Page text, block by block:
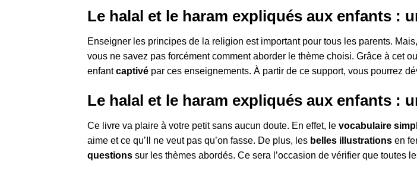
Le halal et le haram expliqués aux enfants :
Enseigner les principes de la religion est important pour tous les parents.
vous ne savez pas forcément comment aborder le thème choisi. Grâce à cet
enfantcaptivé par ces enseignements. À partir de ce support, vous pourrez
Le halal et le haram expliqués aux enfants :
Ce livre va plaire à votre petit sans aucun doute. En effet, le vocabulaire
aime et ce qu’Il ne veut pas qu’on fasse. De plus, les belles illustrations en
questions sur les thèmes abordés. Ce sera l’occasion de vérifier que toutes